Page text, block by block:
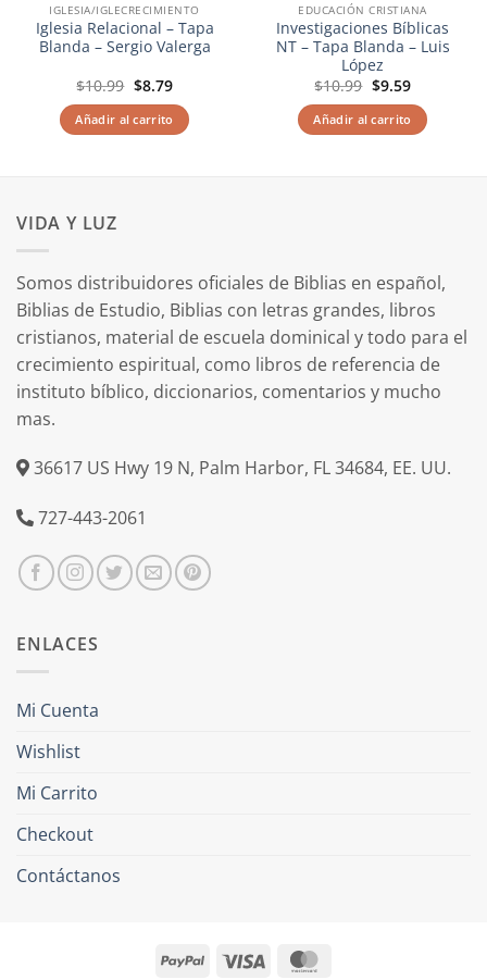
IGLESIA/IGLECRECIMIENTO
Iglesia Relacional – Tapa
Blanda – Sergio Valerga
$10.99 El
precio
original
era:
$10.99.
$8.79El
actual
es:
$8.79.
Añadir al carrito
EDUCACIÓN CRISTIANA
Investigaciones Bíblicas
NT – Tapa Blanda – Luis
López
$10.99 El
precio
original
era:
$10.99.
$9.59El
actual
es:
$9.59.
Añadir al carrito
VIDA Y LUZ
Somos distribuidores oficiales de Biblias en español,
Biblias de Estudio, Biblias con letras grandes, libros
cristianos, material de escuela dominical y todo para el
crecimiento espiritual, como libros de referencia de
instituto bíblico, diccionarios, comentarios y mucho
mas.
36617 US Hwy 19 N, Palm Harbor, FL 34684, EE. UU.
727-443-2061
ENLACES
Mi Cuenta
Wishlist
Mi Carrito
Checkout
Contáctanos
PayPal Visa